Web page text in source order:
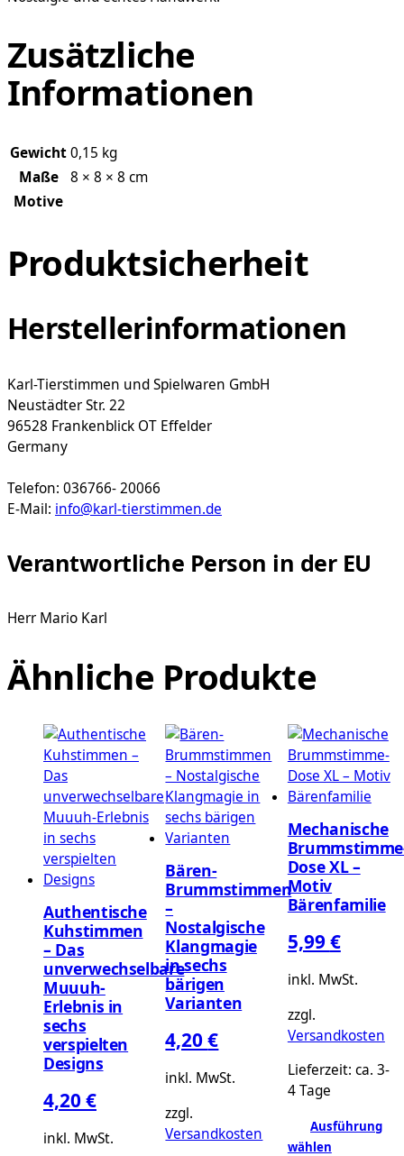
Zusätzliche
Informationen
Gewicht0,15 kg
Maße
8 × 8 × 8 cm
Motive
Produktsicherheit
Herstellerinformationen
Karl-Tierstimmen und Spielwaren GmbH
Neustädter Str. 22
96528 Frankenblick OT Effelder
Germany
Telefon: 036766- 20066
E-Mail: info@karl-tierstimmen.de
Verantwortliche Person in der EU
Herr Mario Karl
Ähnliche Produkte
Authentische
Kuhstimmen
– Das
unverwechselbare
Muuuh-
Erlebnis in
sechs
verspielten
Designs
4,20€
inkl. MwSt.
Bären-
Brummstimmen
–
Nostalgische
Klangmagie
in sechs
bärigen
Varianten
4,20€
inkl. MwSt.
zzgl.
Versandkosten
Mechanische
Dose XL –
Motiv
Bärenfamilie
5,99€
inkl. MwSt.
zzgl.
Versandkosten
Lieferzeit: ca. 3-
4 Tage
Ausführung
wählen